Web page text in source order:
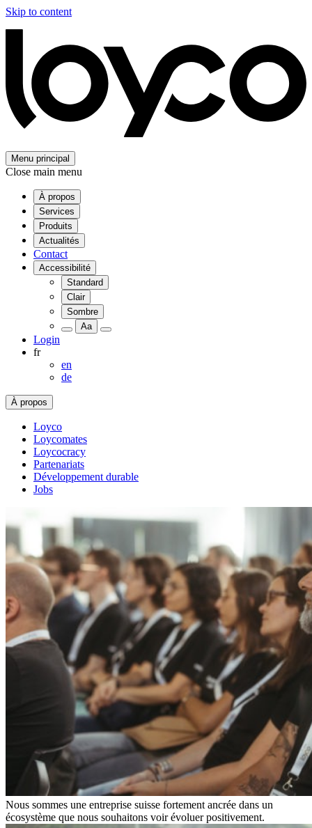
Skip to content
Menu principal
Close main menu
À propos
Services
Produits
Actualités
Contact
Accessibilité
Standard
Clair
Sombre
Aa
Login
fr
en
de
À propos
Loyco
Loycomates
Loycocracy
Partenariats
Développement durable
Jobs
Nous sommes une entreprise suisse fortement ancrée dans un
écosystème que nous souhaitons voir évoluer positivement.